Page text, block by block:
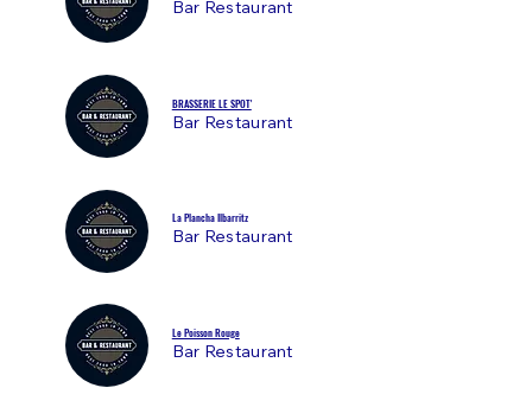
Bar Restaurant
BRASSERIE LE SPOT'
Bar Restaurant
La Plancha Ilbarritz
Bar Restaurant
Le Poisson Rouge
Bar Restaurant